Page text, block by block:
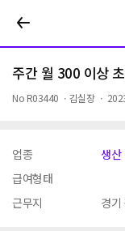
주간 월 300 이상
No R03440 ㆍ 김실장ㆍ
업종
생산
급여형태
근무지
경기